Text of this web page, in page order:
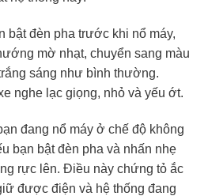
bật đèn pha trước khi nổ máy,
mờ nhạt, chuyển sang màu
sáng như bình thường.
nghe lạc giọng, nhỏ và yếu ớt.
đang nổ máy ở chế độ không
bạn bật đèn pha và nhấn nhẹ
rực lên. Điều này chứng tỏ ắc
được điện và hệ thống đang